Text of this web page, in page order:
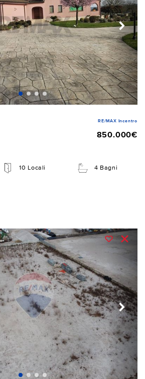
RE/MAX Incentro
850.000€
10 Locali 4 Bagni